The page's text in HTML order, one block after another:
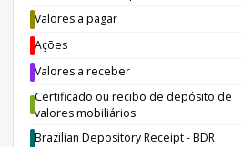
Valores a pagar
Ações
Valores a receber
Certificado ou recibo de depósito de
valores mobiliários
Brazilian Depository Receipt - BDR